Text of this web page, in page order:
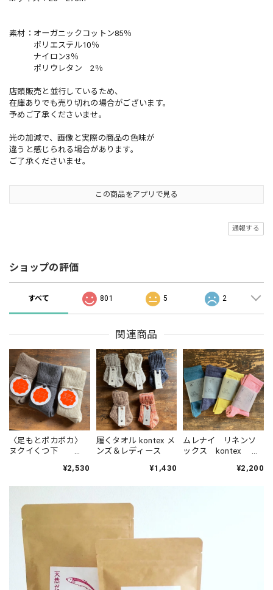
素材：オーガニックコットン85％
ポリエステル10％
ナイロン3％
ポリウレタン 2％
店頭販売と並行しているため、
在庫ありでも売り切れの場合がございます。
予めご了承くださいませ。
光の加減で、画像と実際の商品の色味が
違うと感じられる場合があります。
ご了承くださいませ。
この商品をアプリで見る
通報する
ショップの評価
すべて 801 5 2
関連商品
〈足もとポカポカ〉
ヌクイくつ下
¥2,530
履くタオル kontex メ
ンズ＆レディース
¥1,430
ムレナイ リネンソ
ックス kontex 靴
¥2,200